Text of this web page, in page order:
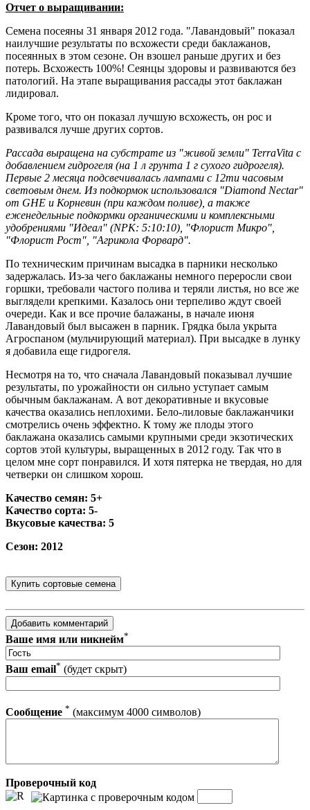
Отчет о выращивании:
Семена посеяны 31 января 2012 года. "Лавандовый" показал
наилучшие результаты по всхожести среди баклажанов,
посеянных в этом сезоне. Он взошел раньше других и без
потерь. Всхожесть 100%! Сеянцы здоровы и развиваются без
патологий. На этапе выращивания рассады этот баклажан
лидировал.
Кроме того, что он показал лучшую всхожесть, он рос и
развивался лучше других сортов.
Рассада выращена на субстрате из "живой земли" TerraVita с
добавлением гидрогеля (на 1 л грунта 1 г сухого гидрогеля).
Первые 2 месяца подсвечивалась лампами с 12ти часовым
световым днем. Из подкормок использовался "Diamond Nectar"
от GHE и Корневин (при каждом поливе), а также
еженедельные подкормки органическими и комплексными
удобрениями "Идеал" (NPK: 5:10:10), "Флорист Микро",
"Флорист Рост", "Агрикола Форвард".
По техническим причинам высадка в парники несколько
задержалась. Из-за чего баклажаны немного переросли свои
горшки, требовали частого полива и теряли листья, но все же
выглядели крепкими. Казалось они терпеливо ждут своей
очереди. Как и все прочие балажаны, в начале июня
Лавандовый был высажен в парник. Грядка была укрыта
Агроспаном (мульчирующий материал). При высадке в лунку
я добавила еще гидрогеля.
Несмотря на то, что сначала Лавандовый показывал лучшие
результаты, по урожайности он сильно уступает самым
обычным баклажанам. А вот декоративные и вкусовые
качества оказались неплохими. Бело-лиловые баклажанчики
смотрелись очень эффектно. К тому же плоды этого
баклажана оказались самыми крупными среди экзотических
сортов этой культуры, выращенных в 2012 году. Так что в
целом мне сорт понравился. И хотя пятерка не твердая, но для
четверки он слишком хорош.
Качество семян: 5+
Качество сорта: 5-
Вкусовые качества: 5
Сезон: 2012
Ваше имя или никнейм*
Ваш email* (будет скрыт)
Сообщение * (максимум 4000 символов)
Проверочный код